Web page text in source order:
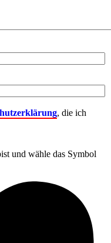
, die ich
und wähle das Symbol